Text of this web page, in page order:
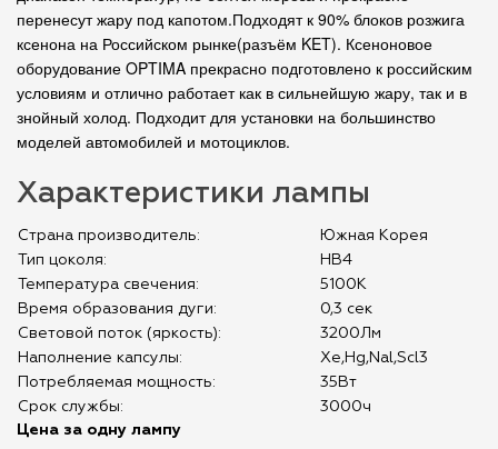
перенесут жару под капотом.Подходят к 90% блоков розжига
ксенона на Российском рынке(разъём KET). Ксеноновое
оборудование OPTIMA прекрасно подготовлено к российским
условиям и отлично работает как в сильнейшую жару, так и в
знойный холод. Подходит для установки на большинство
моделей автомобилей и мотоциклов.
Характеристики лампы
Страна производитель:
Южная Корея
Тип цоколя:
HB4
Температура свечения:
5100К
Время образования дуги:
0,3 сек
Световой поток (яркость):
3200Лм
Наполнение капсулы:
Xe,Hg,Nal,Scl3
Потребляемая мощность:
35Вт
Срок службы:
3000ч
Цена за одну лампу